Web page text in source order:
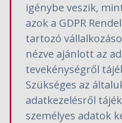
igénybe veszik,
azok a GDPR
tartozó
nézve ajánlott az
tevekénységről
Szükséges az
adatkezelésről
személyes adatok